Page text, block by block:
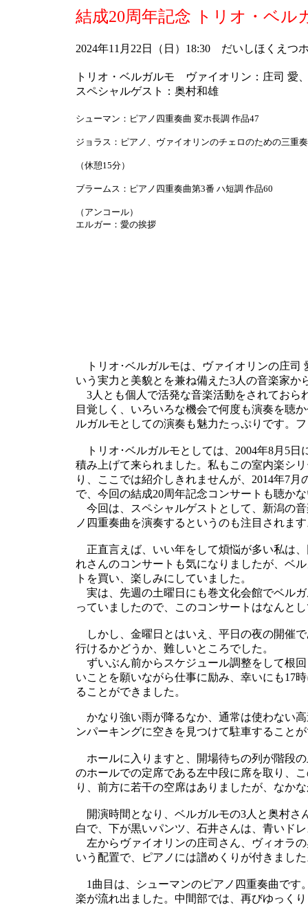
結成20周年記念 トリオ・ベル
2024年11月22日（日）18:30 だいしほくえつ
トリオ・ベルガルモ ヴァイオリン：庄司 愛
スペシャルゲスト：奥村和雄
シューマン：ピアノ四重奏曲 変ホ長調 作品47
ジョラス：ピアノ、ヴァイオリンのチェロのための三重
（休憩15分）
ブラームス：ピアノ四重奏曲第3番 ハ短調 作品60
（アンコール）
エルガー：愛の挨拶
トリオ･ベルガルモは、ヴァイオリンの庄司
いう実力と美貌とを兼ね備えた3人の音楽家か
3人とも個人で活発な音楽活動をされておら
目覚しく、いろいろな機会で何度も演奏を聴
ルガルモとしての演奏も魅力たっぷりです。
トリオ･ベルガルモとしては、2004年8月5日
積み上げて来られました。私もこの室内楽シ
り、ここでは紹介しきれませんが、2014年7月
で、今回の結成20周年記念コンサートも聴か
今回は、スペシャルゲストとして、新潟の
ノ四重奏曲を演奏するというのも注目されま
正直言えば、いい年をして煩悩が多い私は
れさんのコンサートも気になりましたが、ベ
トを買い、楽しみにしていました。
実は、先週の土曜日にも巻文化会館でベル
っていましたので、このコンサートはなんと
しかし、金曜日とはいえ、平日の夜の開催
行けるかどうか、難しいところでした。
ずいぶん前からスケジュール調整をして根
いことを願いながら仕事に励み、幸いにも17
ることができました。
かなり強い雨が降るなか、通常は使わない
ンパーキングに空きを見つけて駐車すること
ホールに入りますと、開場待ちの列が階段
のホールでの定席である左中段に席を取り、
り、前方に若干の空席はありましたが、なか
開演時間となり、ベルガルモの3人と奥村さ
白で、下が黒いパンツ、石井さんは、青いド
左からヴァイオリンの庄司さん、ヴィオラ
いう配置で、ピアノには譜めくりが付きまし
1曲目は、シューマンのピアノ四重奏曲です
楽が流れ出ました。中間部では、再びゆっく